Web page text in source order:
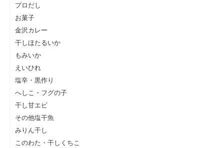
プロだし
お菓子
金沢カレー
干しほたるいか
もみいか
えいひれ
塩辛・黒作り
へしこ・フグの子
干し甘エビ
その他塩干魚
みりん干し
このわた・干しくちこ